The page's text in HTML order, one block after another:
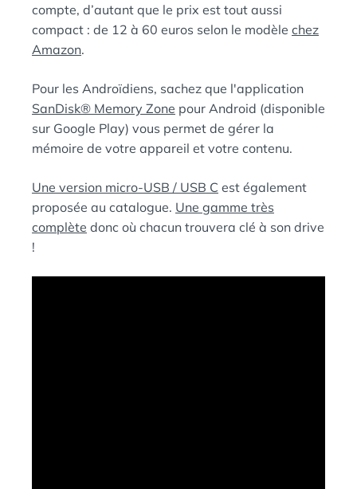
compte, d’autant que le prix est tout aussi
compact : de 12 à 60 euros selon le modèle chez
Amazon.
Pour les Androïdiens, sachez que l'application
SanDisk® Memory Zone pour Android (disponible
sur Google Play) vous permet de gérer la
mémoire de votre appareil et votre contenu.
Une version micro-USB / USB C est également
proposée au catalogue. Une gamme très
complète donc où chacun trouvera clé à son drive
!